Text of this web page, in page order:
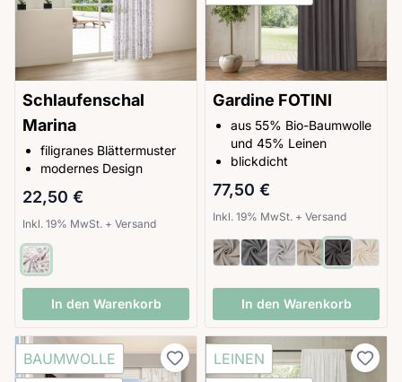
Schlaufenschal
Marina
filigranes Blättermuster
modernes Design
22,50 €
Inkl. 19% MwSt. + Versand
In den Warenkorb
Gardine FOTINI
aus 55% Bio-Baumwolle
und 45% Leinen
blickdicht
77,50 €
Inkl. 19% MwSt. + Versand
In den Warenkorb
BAUMWOLLE
LEINEN